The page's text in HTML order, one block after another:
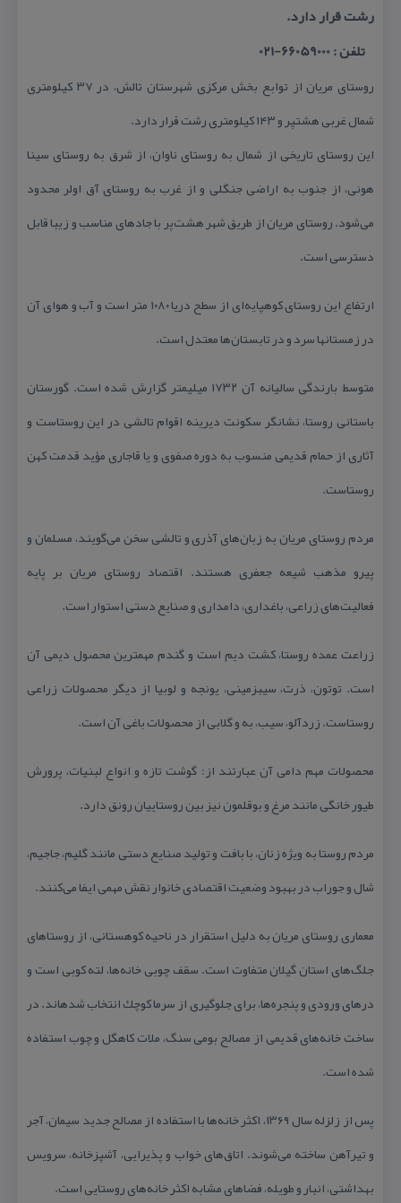
رشت قرار دارد.
تلفن : 66059000-021
روستای مریان از توابع بخش مركزی شهرستان تالش، در ۳۷ كیلومتری
شمال غربی هشتپر و ۱۴۳ كیلومتری رشت قرار دارد.
این روستای تاریخی از شمال به روستای ناوان، از شرق به روستای سینا
هونی، از جنوب به اراضی جنگلی و از غرب به روستای آق اولر محدود
می‏‌شود. روستای مریان از طریق شهر هشت‌پر با جاده‏ای مناسب و زیبا قابل
دسترسی است.
ارتفاع این روستای كوهپایه‌‏ای از سطح دریا ۱۰۸۰ متر است و آب و هوای آن
در زمستان‏ها سرد و در تابستان‏‌ها معتدل است.
متوسط بارندگی سالیانه آن ۱۷۳۲ میلی‏متر گزارش شده است. گورستان
باستانی روستا، نشانگر سكونت دیرینه اقوام تالشی در این روستاست و
آثاری از حمام قدیمی منسوب به دوره صفوی و یا قاجاری مؤید قدمت كهن
روستاست.
مردم روستای مریان به زبان‏‌های آذری و تالشی سخن می‏‌گویند، مسلمان و
پیرو مذهب شیعه جعفری هستند. اقتصاد روستای مریان بر پایه
فعالیت‏‌های زراعی، باغداری، دامداری و صنایع دستی استوار است.
زراعت عمده روستا، كشت دیم است و گندم مهم‏ترین محصول دیمی آن
است. توتون، ذرت، سیب‏زمینی، یونجه و لوبیا از دیگر محصولات زراعی
روستاست. زردآلو، سیب، به و گلابی از محصولات باغی آن است.
محصولات مهم دامی آن عبارتند از: گوشت تازه و انواع لبنیات، پرورش
طیور خانگی مانند مرغ و بوقلمون نیز بین روستاییان رونق دارد.
مردم روستا به ویژه زنان، با بافت و تولید صنایع دستی مانند گلیم، جاجیم،
شال و جوراب در بهبود وضعیت اقتصادی خانوار نقش مهمی ایفا می‌‏كنند.
معماری روستای مریان به دلیل استقرار در ناحیه كوهستانی، از روستاهای
جلگ‌ه‏ای استان گیلان متفاوت است. سقف چوبی خانه‏‌ها، لته كوبی است و
درهای ورودی و پنجره‌‏ها، برای جلوگیری از سرما كوچك انتخاب شده‏اند. در
ساخت خانه‏‌های قدیمی از مصالح بومی سنگ، ملات كاهگل و چوب استفاده
شده است.
پس از زلزله سال ۱۳۶۹، اكثر خانه‏‌ها با استفاده از مصالح جدید سیمان، آجر
و تیرآهن ساخته می‏‌شوند. اتاق‏‌های خواب و پذیرایی، آشپزخانه، سرویس
بهداشتی، انبار و طویله، فضاهای مشابه اكثر خانه‏‌های روستایی است.